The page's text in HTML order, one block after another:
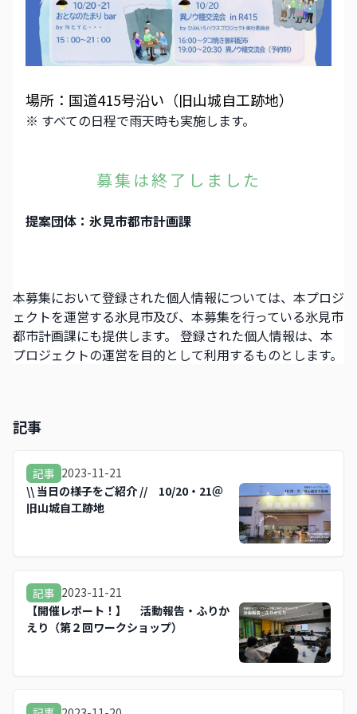
場所：国道415号沿い（旧山城自工跡地）
※ すべての日程で雨天時も実施します。
募集は終了しました
提案団体： 氷見市都市計画課
本募集において登録された個人情報については、本プロジ
ェクトを運営する氷見市及び、本募集を行っている氷見市
都市計画課にも提供します。 登録された個人情報は、本
プロジェクトの運営を目的として利用するものとします。
記事
記事 2023-11-21
\\ 当日の様子をご紹介 // 10/20・21＠
旧山城自工跡地
記事 2023-11-21
【開催レポート！】 活動報告・ふりか
えり（第２回ワークショップ）